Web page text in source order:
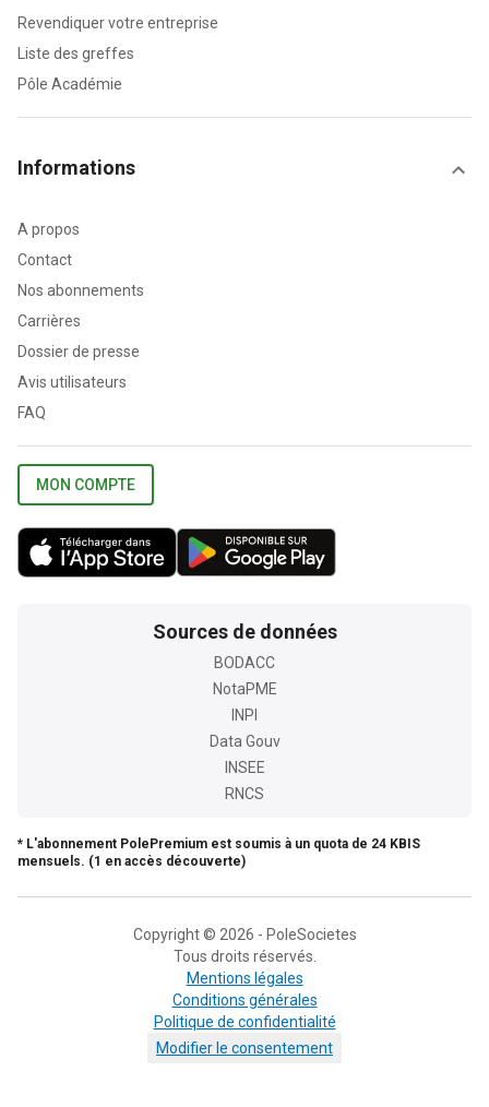
Revendiquer votre entreprise
Liste des greffes
Pôle Académie
Informations
A propos
Contact
Nos abonnements
Carrières
Dossier de presse
Avis utilisateurs
FAQ
MON COMPTE
Sources de données
BODACC
NotaPME
INPI
Data Gouv
INSEE
RNCS
* L'abonnement PolePremium est soumis à un quota de 24 KBIS
mensuels. (1 en accès découverte)
Copyright © 2026 - PoleSocietes
Tous droits réservés.
Mentions légales
Conditions générales
Politique de confidentialité
Modifier le consentement